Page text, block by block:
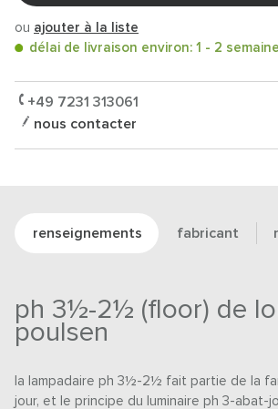
ou ajouter à la liste
délai de livraison environ: 1 - 2
+49 7231 313061
nous contacter
renseignements fabricant
ph 3½-2½ (floor) de
poulsen
la lampadaire ph 3½-2½ fait partie de la
jour, et le principe du luminaire ph 3-abat-